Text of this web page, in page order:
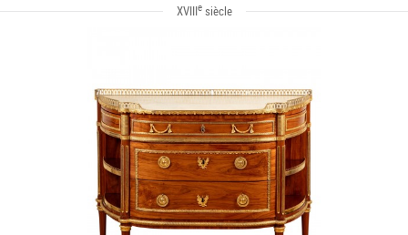
XVIIIesiècle